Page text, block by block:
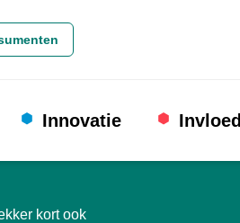
Innovatie Invloed
kort ook